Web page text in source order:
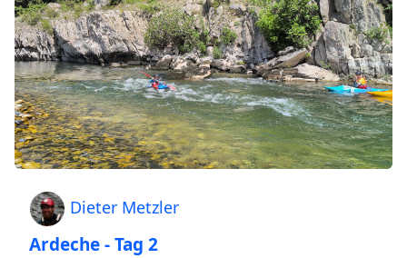
Dieter Metzler
Ardeche - Tag 2